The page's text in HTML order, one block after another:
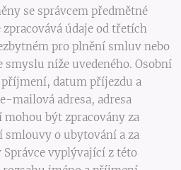
se správcem předmětné
údaje od třetích
pro plnění smluv nebo
níže uvedeného. Osobní
datum příjezdu a
mailová adresa, adresa
být zpracovány za
smlouvy o ubytování a za
vyplývající z této